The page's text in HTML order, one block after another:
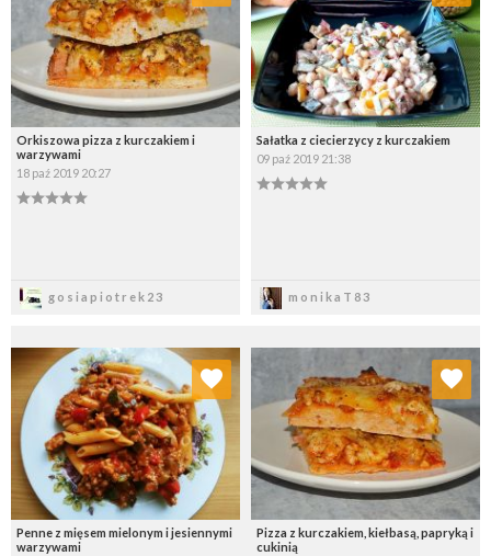
Orkiszowa pizza z kurczakiem i
warzywami
18 paź 2019 20:27
gosiapiotrek23
Wybierz listę:
Sałatka z ciecierzycy z kurczakiem
09 paź 2019 21:38
monikaT83
Wybierz listę:
Penne z mięsem mielonym i jesiennymi
warzywami
Dodaj do ulubionych
Wybierz listę:
Pizza z kurczakiem, kiełbasą, papryką i
cukinią
Dodaj do ulubionych
Wybierz listę: